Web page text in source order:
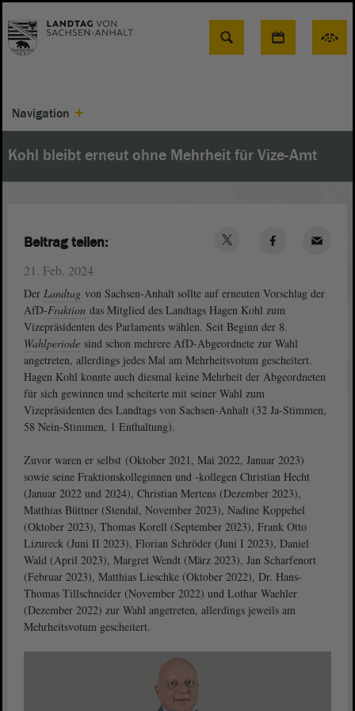
Suche
Navigation
Kohl bleibt erneut ohne Mehrheit für Vize-Amt
21. Feb. 2024
Der Landtag von Sachsen-Anhalt sollte auf erneuten Vorschlag der
AfD-Fraktion das Mitglied des Landtags Hagen Kohl zum
Vizepräsidenten des Parlaments wählen. Seit Beginn der 8.
Wahlperiode sind schon mehrere AfD-Abgeordnete zur Wahl
angetreten, allerdings jedes Mal am Mehrheitsvotum gescheitert.
Hagen Kohl konnte auch diesmal keine Mehrheit der Abgeordneten
für sich gewinnen und scheiterte mit seiner Wahl zum
Vizepräsidenten des Landtags von Sachsen-Anhalt (32 Ja-Stimmen,
58 Nein-Stimmen, 1 Enthaltung).
Zuvor waren er selbst (Oktober 2021, Mai 2022, Januar 2023)
sowie seine Fraktionskolleginnen und -kollegen Christian Hecht
(Januar 2022 und 2024), Christian Mertens (Dezember 2023),
Matthias Büttner (Stendal, November 2023), Nadine Koppehel
(Oktober 2023), Thomas Korell (September 2023), Frank Otto
Lizureck (Juni II 2023), Florian Schröder (Juni I 2023), Daniel
Wald (April 2023), Margret Wendt (März 2023), Jan Scharfenort
(Februar 2023), Matthias Lieschke (Oktober 2022), Dr. Hans-
Thomas Tillschneider (November 2022) und Lothar Waehler
(Dezember 2022) zur Wahl angetreten, allerdings jeweils am
Mehrheitsvotum gescheitert.
Beitrag teilen: